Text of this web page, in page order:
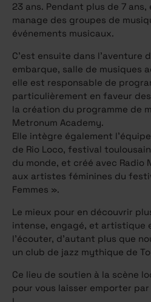
23 ans. Pendant plus de 7
manage des groupes de
événements musicaux.
C’est ensuite dans l’aventure
embarque, salle de musiques
elle est responsable de
particulièrement en faveur
la création du programme de
Metronum Academy.
Elle intègre également
de Rio Loco, festival
du monde, et créé avec Radio
aux artistes féminines du
Femmes ».
Le mieux pour en découvrir
intense, engagé, et artistique
l’écouter, d’autant plus que
un club de jazz mythique de
Ce lieu de soutien à la scène
pour vous laisser emporter